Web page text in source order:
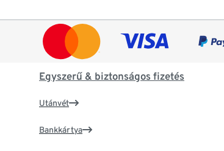
Egyszerű & biztonságos fizetés
Utánvét
Bankkártya